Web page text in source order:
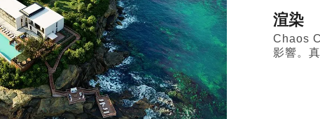
渲染
Chaos
影響。